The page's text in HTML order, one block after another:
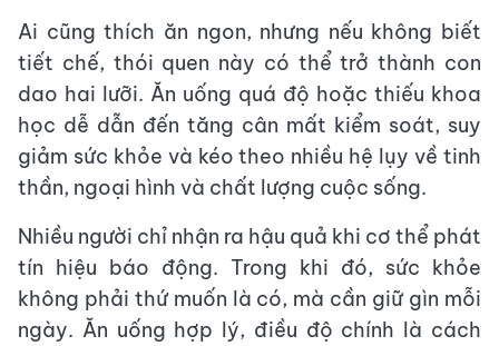
Ai cũng thích ăn ngon, nhưng nếu không biết
tiết chế, thói quen này có thể trở thành con
dao hai lưỡi. Ăn uống quá độ hoặc thiếu khoa
học dễ dẫn đến tăng cân mất kiểm soát, suy
giảm sức khỏe và kéo theo nhiều hệ lụy về tinh
thần, ngoại hình và chất lượng cuộc sống.
Nhiều người chỉ nhận ra hậu quả khi cơ thể phát
tín hiệu báo động. Trong khi đó, sức khỏe
không phải thứ muốn là có, mà cần giữ gìn mỗi
ngày. Ăn uống hợp lý, điều độ chính là cách